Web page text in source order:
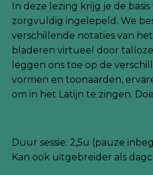
In deze lezing krijg je de
zorgvuldig ingelepeld. We
verschillende notaties van
bladeren virtueel door
leggen ons toe op de
vormen en toonaarden,
om in het Latijn te zingen.
Duur sessie: 2,5u (pauze
Kan ook uitgebreider als